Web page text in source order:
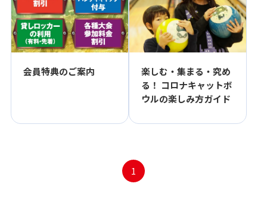
会員特典のご案内
楽しむ・集まる・究め
る！ コロナキャットボ
ウルの楽しみ方ガイド
1